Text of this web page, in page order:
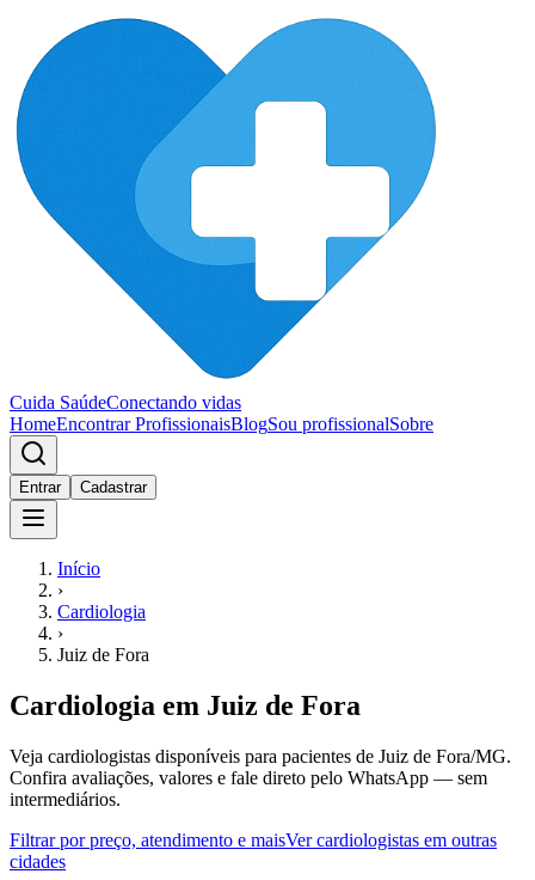
Cuida SaúdeConectando vidas
HomeEncontrar ProfissionaisBlogSou profissionalSobre
Entrar Cadastrar
Início
›
Cardiologia
›
Juiz de Fora
Cardiologia em Juiz de Fora
Veja cardiologistas disponíveis para pacientes de Juiz de Fora/MG.
Confira avaliações, valores e fale direto pelo WhatsApp — sem
intermediários.
Filtrar por preço, atendimento e maisVercardiologistas em outras
cidades